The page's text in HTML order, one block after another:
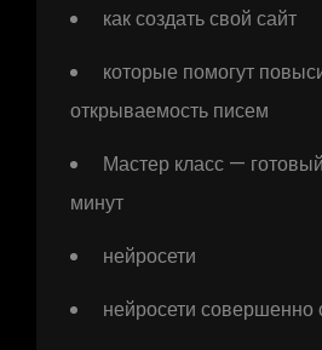
как создать свой сайт
которые помогут
открываемость писем
Мастер класс —
минут
нейросети
нейросети совершенно